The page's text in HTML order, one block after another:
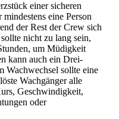
einer sicheren
eine Person
der Rest der Crew sich
nicht zu lang sein,
um Müdigkeit
kann auch ein Drei-
Wachwechsel sollte eine
Wachgänger alle
Geschwindigkeit,
oder